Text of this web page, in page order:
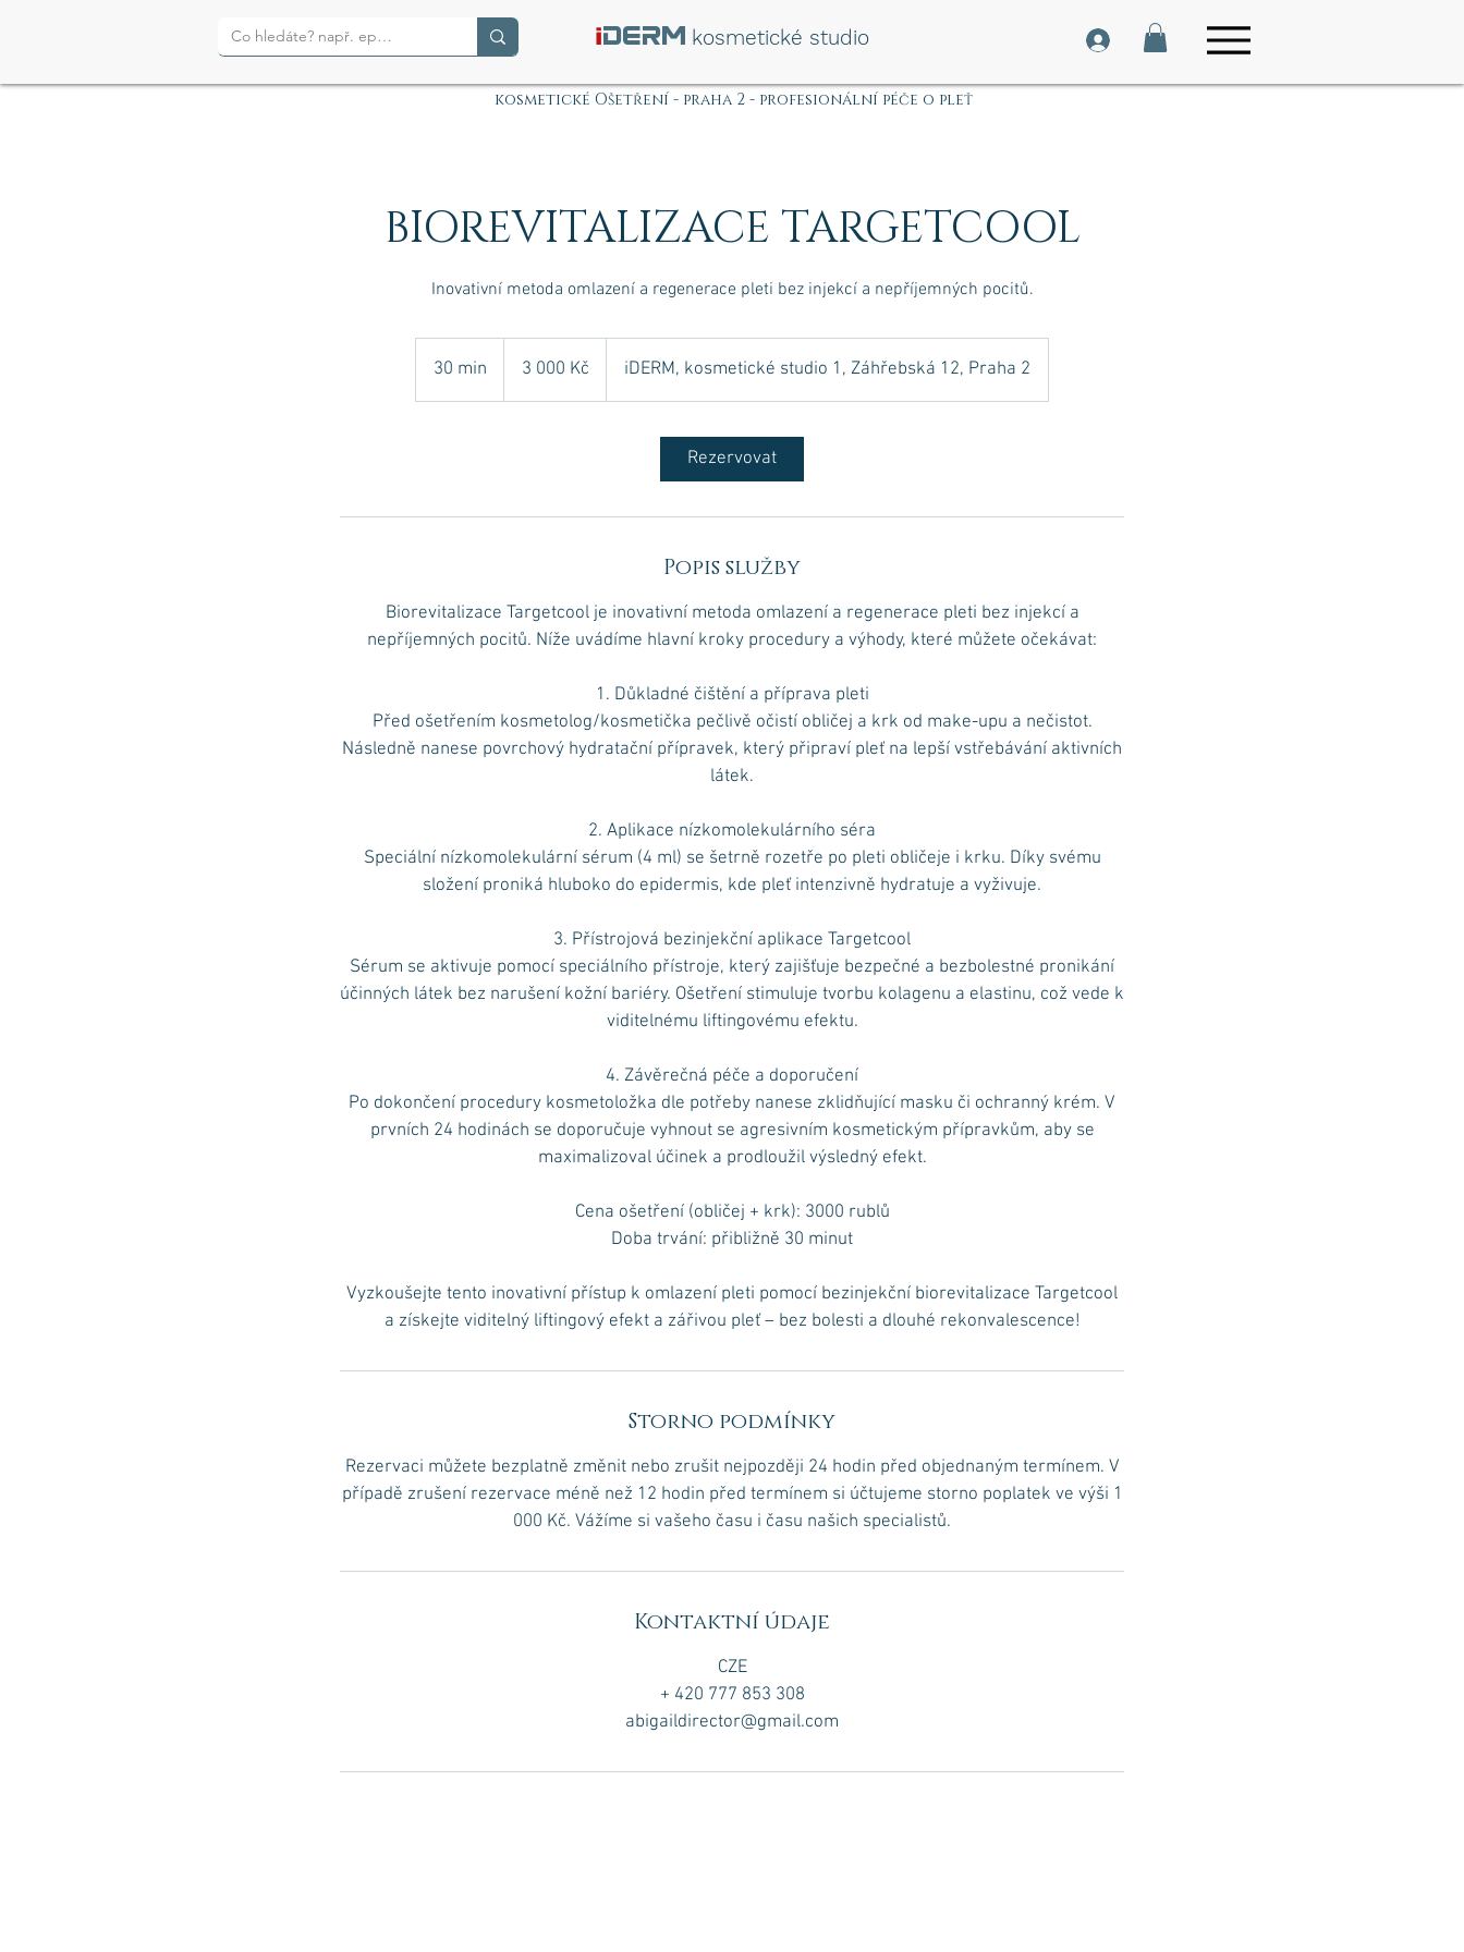
iDERM kosmetické studio
kosmetické Ošetření - praha 2 - profesionální péče o pleť
BIOREVITALIZACE TARGETCOOL
Inovativní metoda omlazení a regenerace pleti bez injekcí a nepříjemných pocitů.
30 min
0
korun3 000 Kč iDERM, kosmetické studio 1, Záhřebská 12, Praha 2
Rezervovat
Popis služby
Biorevitalizace Targetcool je inovativní metoda omlazení a regenerace pleti bez injekcí a
nepříjemných pocitů. Níže uvádíme hlavní kroky procedury a výhody, které můžete očekávat:
1. Důkladné čištění a příprava pleti
Před ošetřením kosmetolog/​kosmetička pečlivě očistí obličej a krk od make-upu a nečistot.
Následně nanese povrchový hydratační přípravek, který připraví pleť na lepší vstřebávání aktivních
látek.
2. Aplikace nízkomolekulárního séra
Speciální nízkomolekulární sérum (4 ml) se šetrně rozetře po pleti obličeje i krku. Díky svému
složení proniká hluboko do epidermis, kde pleť intenzivně hydratuje a vyživuje.
3. Přístrojová bezinjekční aplikace Targetcool
Sérum se aktivuje pomocí speciálního přístroje, který zajišťuje bezpečné a bezbolestné pronikání
účinných látek bez narušení kožní bariéry. Ošetření stimuluje tvorbu kolagenu a elastinu, což vede k
viditelnému liftingovému efektu.
4. Závěrečná péče a doporučení
Po dokončení procedury kosmetoložka dle potřeby nanese zklidňující masku či ochranný krém. V
prvních 24 hodinách se doporučuje vyhnout se agresivním kosmetickým přípravkům, aby se
maximalizoval účinek a prodloužil výsledný efekt.
Cena ošetření (obličej + krk): 3000 rublů
Doba trvání: přibližně 30 minut
Vyzkoušejte tento inovativní přístup k omlazení pleti pomocí bezinjekční biorevitalizace Targetcool
a získejte viditelný liftingový efekt a zářivou pleť – bez bolesti a dlouhé rekonvalescence!
Storno podmínky
Rezervaci můžete bezplatně změnit nebo zrušit nejpozději 24 hodin před objednaným termínem. V
případě zrušení rezervace méně než 12 hodin před termínem si účtujeme storno poplatek ve výši 1
000 Kč. Vážíme si vašeho času i času našich specialistů.
Kontaktní údaje
CZE
+ 420 777 853 308
abigaildirector@gmail.com